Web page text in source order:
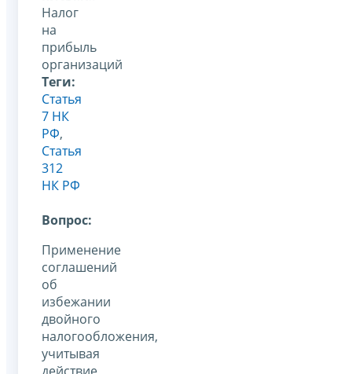
Налог
на
прибыль
организаций
Теги:
Статья
7 НК
РФ,
Статья
312
НК РФ
Вопрос:
Применение
соглашений
об
избежании
двойного
налогообложения,
учитывая